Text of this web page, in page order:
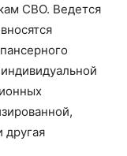
СВО. Ведется